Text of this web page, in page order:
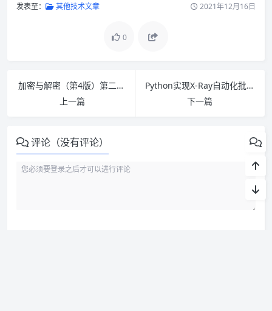
发表至： 其他技术文章 2021年12月16日
0
加密与解密（第4版）第二章 TraceMe.exe
上一篇
Python实现X-Ray自动化批量挖洞
下一篇
评论（没有评论）